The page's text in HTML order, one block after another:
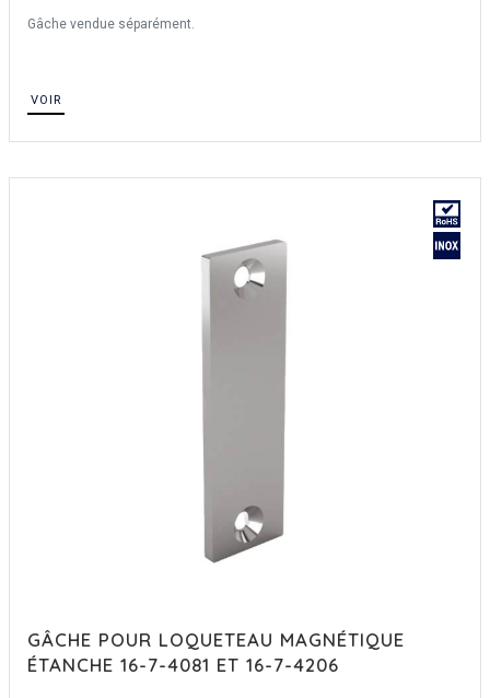
Gâche vendue séparément.
VOIR
GÂCHE POUR LOQUETEAU MAGNÉTIQUE
ÉTANCHE 16-7-4081 ET 16-7-4206